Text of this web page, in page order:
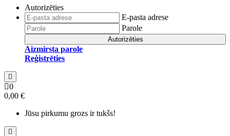
Autorizēties
E-pasta adrese
Parole
Autorizēties
Aizmirsta parole
Reģistrēties
0
0,00 €
Jūsu pirkumu grozs ir tukšs!